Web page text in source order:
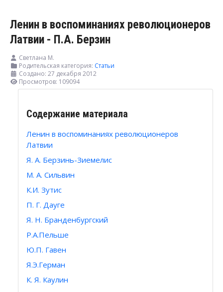
Ленин в воспоминаниях революционеров
Латвии - П.А. Берзин
Светлана М.
Родительская категория: Статьи
Создано: 27 декабря 2012
Просмотров: 109094
Содержание материала
Ленин в воспоминаниях революционеров
Латвии
Я. А. Берзинь-Зиемелис
М. А. Сильвин
К.И. Зутис
П. Г. Дауге
Я. Н. Бранденбургский
Р.А.Пельше
Ю.П. Гавен
Я.Э.Герман
К. Я. Каулин